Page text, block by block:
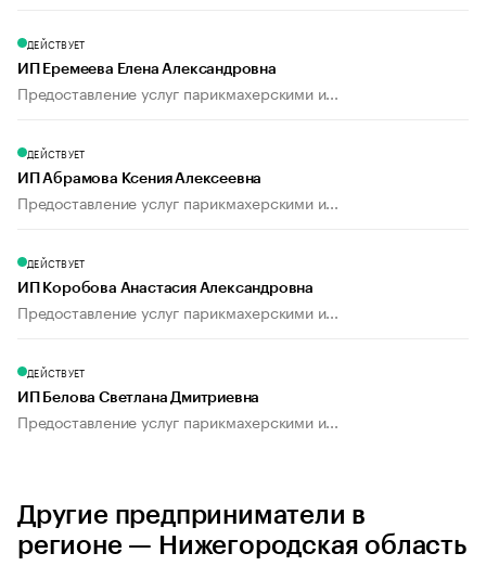
ДЕЙСТВУЕТ
ИП Еремеева Елена Александровна
Предоставление услуг парикмахерскими и...
ДЕЙСТВУЕТ
ИП Абрамова Ксения Алексеевна
Предоставление услуг парикмахерскими и...
ДЕЙСТВУЕТ
ИП Коробова Анастасия Александровна
Предоставление услуг парикмахерскими и...
ДЕЙСТВУЕТ
ИП Белова Светлана Дмитриевна
Предоставление услуг парикмахерскими и...
Другие предприниматели в
регионе — Нижегородская область